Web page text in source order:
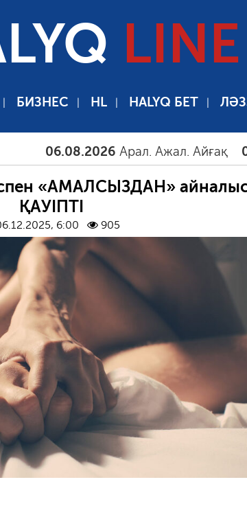
LINE
БИЗНЕС HL HALYQ БЕТ
06.08.2026 Арал. Ажал. Айғақ
«АМАЛСЫЗДАН»
ҚАУІПТІ
6:00 905